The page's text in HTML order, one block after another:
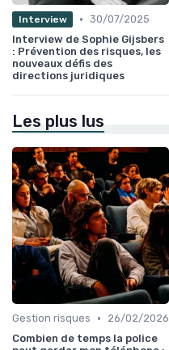
Interview • 30/07/2025
Interview de Sophie Gijsbers
: Prévention des risques, les
nouveaux défis des
directions juridiques
Les plus lus
Gestion risques •
26/02/2026
Combien de temps la police